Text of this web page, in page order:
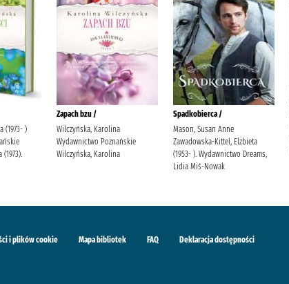
(1973- )
Zapach bzu /
Wilczyńska, Karolina
Wydawnictwo Poznańskie
Wilczyńska, Karolina
Spadkobierca /
Mason, Susan Anne
Zawadowska-Kittel, Elżbieta
(1953- ). Wydawnictwo Dreams,
Lidia Miś-Nowak
i plików cookie Mapa bibliotek FAQ Deklaracja dostępności